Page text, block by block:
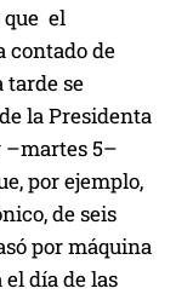
que el
contado de
tarde se
la Presidenta
–martes 5–
por ejemplo,
de seis
por máquina
día de las